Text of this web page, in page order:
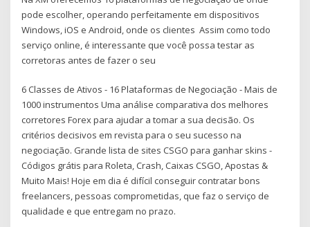
pode escolher, operando perfeitamente em dispositivos
Windows, iOS e Android, onde os clientes Assim como todo
serviço online, é interessante que você possa testar as
corretoras antes de fazer o seu
6 Classes de Ativos - 16 Plataformas de Negociação - Mais de
1000 instrumentos Uma análise comparativa dos melhores
corretores Forex para ajudar a tomar a sua decisão. Os
critérios decisivos em revista para o seu sucesso na
negociação. Grande lista de sites CSGO para ganhar skins -
Códigos grátis para Roleta, Crash, Caixas CSGO, Apostas &
Muito Mais! Hoje em dia é difícil conseguir contratar bons
freelancers, pessoas comprometidas, que faz o serviço de
qualidade e que entregam no prazo.